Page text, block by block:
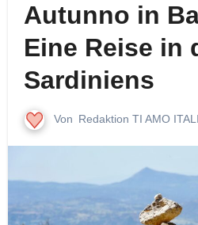
Autunno in
Eine Reise in
Sardiniens
Von Redaktion TI AMO